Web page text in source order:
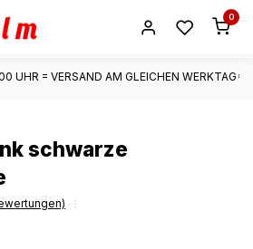
0
UHR = VERSAND AM GLEICHEN WERKTAG*
schwarze